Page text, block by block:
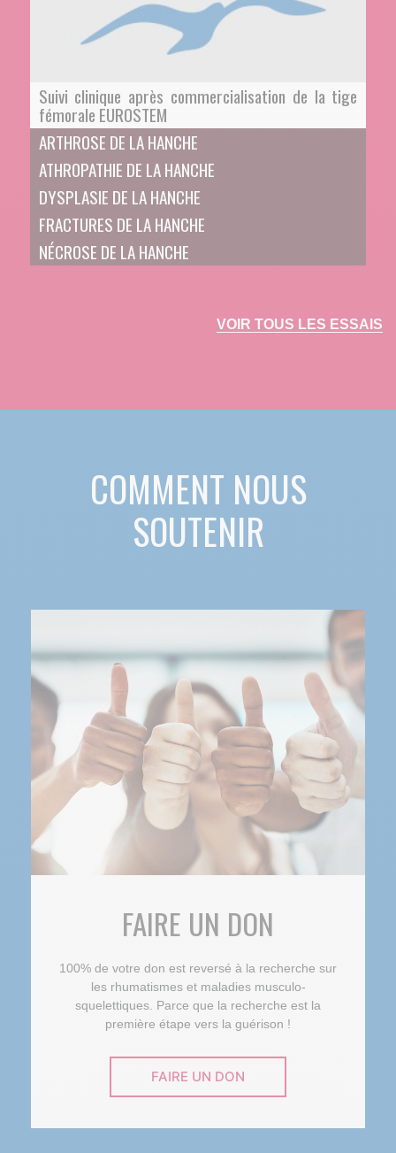
Suivi clinique après commercialisation de la tige
fémorale EUROSTEM
ARTHROSE DE LA HANCHE
ATHROPATHIE DE LA HANCHE
DYSPLASIE DE LA HANCHE
FRACTURES DE LA HANCHE
NÉCROSE DE LA HANCHE
VOIR TOUS LES ESSAIS
COMMENT NOUS
SOUTENIR
FAIRE UN DON
100% de votre don est reversé à la recherche sur
les rhumatismes et maladies musculo-
squelettiques. Parce que la recherche est la
première étape vers la guérison !
FAIRE UN DON